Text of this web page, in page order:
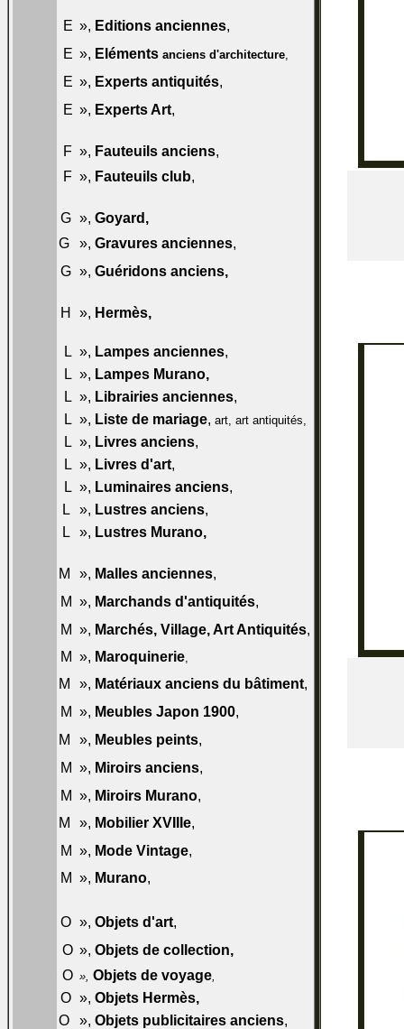
E », Editions anciennes,
E », Eléments anciens d'architecture,
E », Experts antiquités,
E », Experts Art,
F », Fauteuils anciens,
F », Fauteuils club,
G », Goyard ,
G », Gravures anciennes,
G », Guéridons anciens,
H », Hermès,
L », Lampes anciennes,
L », Lampes Murano,
L », Librairies anciennes,
L », Liste de mariage, art, art antiquités,
L », Livres anciens,
L », Livres d'art,
L », Luminaires anciens,
L », Lustres anciens,
L », Lustres Murano,
M », Malles anciennes,
M », Marchands d'antiquités,
M », Marchés, Village, Art Antiquités,
M », Maroquinerie,
M », Matériaux anciens du bâtiment,
M », Meubles Japon 1900,
M », Meubles peints,
M », Miroirs anciens,
M », Miroirs Murano,
M », Mobilier XVIIIe,
M », Mode Vintage,
M », Murano,
O », Objets d'art,
O », Objets de collection,
O », Objets de voyage,
O », Objets Hermès,
O », Objets publicitaires anciens,